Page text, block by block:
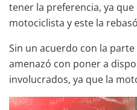
tener la preferencia, ya
motociclista y este la
Sin un acuerdo con la
amenazó con poner a
involucrados, ya que la